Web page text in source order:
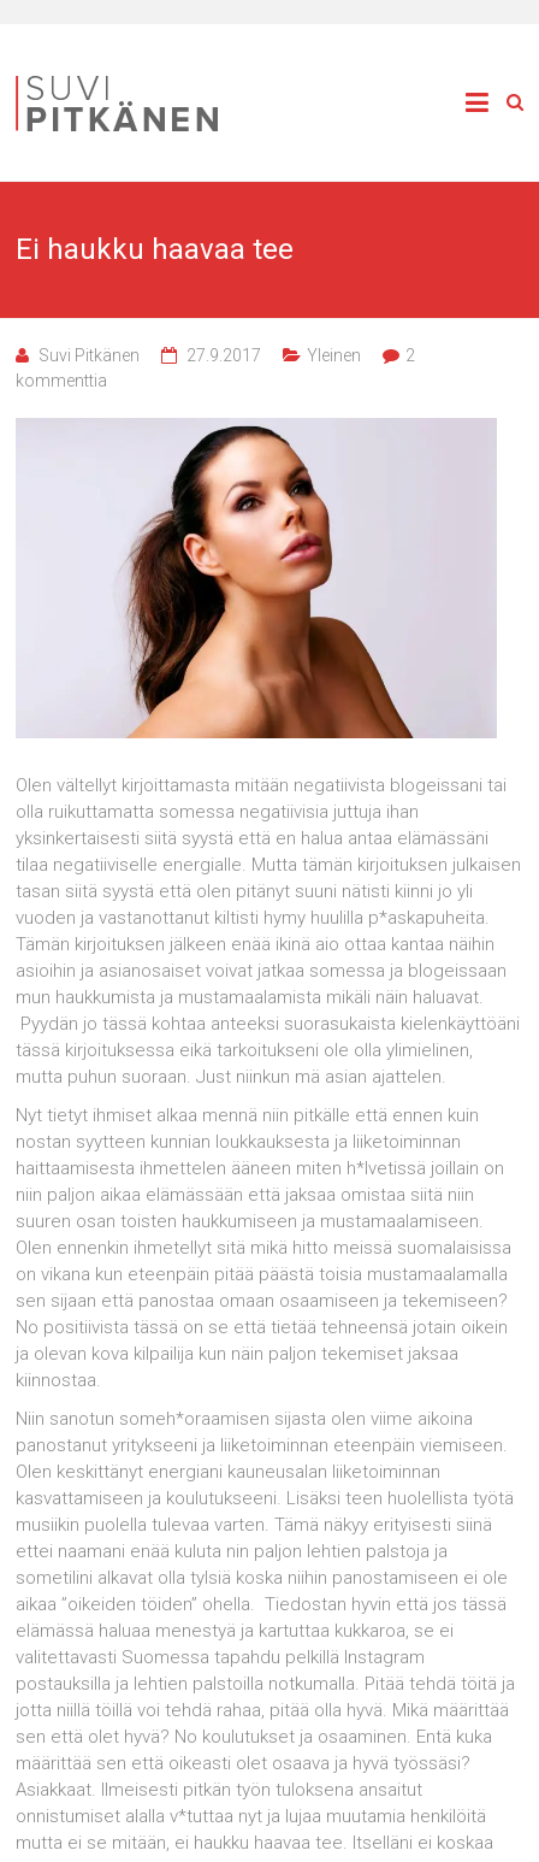
Ei haukku haavaa tee
Suvi Pitkänen 27.9.2017 Yleinen
2
kommenttia
Olen vältellyt kirjoittamasta mitään negatiivista blogeissani tai
olla ruikuttamatta somessa negatiivisia juttuja ihan
yksinkertaisesti siitä syystä että en halua antaa elämässäni
tilaa negatiiviselle energialle. Mutta tämän kirjoituksen julkaisen
tasan siitä syystä että olen pitänyt suuni nätisti kiinni jo yli
vuoden ja vastanottanut kiltisti hymy huulilla p*askapuheita.
Tämän kirjoituksen jälkeen enää ikinä aio ottaa kantaa näihin
asioihin ja asianosaiset voivat jatkaa somessa ja blogeissaan
mun haukkumista ja mustamaalamista mikäli näin haluavat.
Pyydän jo tässä kohtaa anteeksi suorasukaista kielenkäyttöäni
tässä kirjoituksessa eikä tarkoitukseni ole olla ylimielinen,
mutta puhun suoraan. Just niinkun mä asian ajattelen.
Nyt tietyt ihmiset alkaa mennä niin pitkälle että ennen kuin
nostan syytteen kunnian loukkauksesta ja liiketoiminnan
haittaamisesta ihmettelen ääneen miten h*lvetissä joillain on
niin paljon aikaa elämässään että jaksaa omistaa siitä niin
suuren osan toisten haukkumiseen ja mustamaalamiseen.
Olen ennenkin ihmetellyt sitä mikä hitto meissä suomalaisissa
on vikana kun eteenpäin pitää päästä toisia mustamaalamalla
sen sijaan että panostaa omaan osaamiseen ja tekemiseen?
No positiivista tässä on se että tietää tehneensä jotain oikein
ja olevan kova kilpailija kun näin paljon tekemiset jaksaa
kiinnostaa.
Niin sanotun someh*oraamisen sijasta olen viime aikoina
panostanut yritykseeni ja liiketoiminnan eteenpäin viemiseen.
Olen keskittänyt energiani kauneusalan liiketoiminnan
kasvattamiseen ja koulutukseeni. Lisäksi teen huolellista työtä
musiikin puolella tulevaa varten. Tämä näkyy erityisesti siinä
ettei naamani enää kuluta nin paljon lehtien palstoja ja
sometilini alkavat olla tylsiä koska niihin panostamiseen ei ole
aikaa ”oikeiden töiden” ohella. Tiedostan hyvin että jos tässä
elämässä haluaa menestyä ja kartuttaa kukkaroa, se ei
valitettavasti Suomessa tapahdu pelkillä Instagram
postauksilla ja lehtien palstoilla notkumalla. Pitää tehdä töitä ja
jotta niillä töillä voi tehdä rahaa, pitää olla hyvä. Mikä määrittää
sen että olet hyvä? No koulutukset ja osaaminen. Entä kuka
määrittää sen että oikeasti olet osaava ja hyvä työssäsi?
Asiakkaat. Ilmeisesti pitkän työn tuloksena ansaitut
onnistumiset alalla v*tuttaa nyt ja lujaa muutamia henkilöitä
mutta ei se mitään, ei haukku haavaa tee. Itselläni ei koskaa